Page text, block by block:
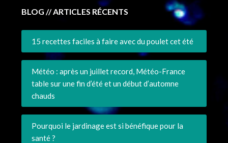
BLOG // ARTICLES RÉCENTS
15 recettes faciles à faire avec du poulet cet été
Météo : après un juillet record, Météo-France
table sur une fin d’été et un début d’automne
chauds
Pourquoi le jardinage est si bénéfique pour la
santé ?